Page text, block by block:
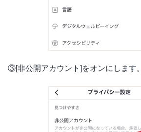
③[非公開アカウント]をオンにします。